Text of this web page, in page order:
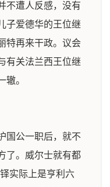
不遭人反感，没有
子爱德华的王位继
特再来干政。议会
有关法兰西王位继
辙。
国公一职后，就不
了。威尔士就有都
实际上是亨利六